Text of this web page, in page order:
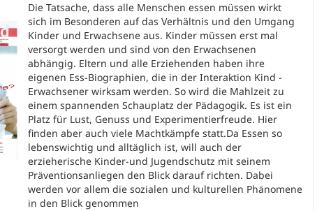
Die Tatsache, dass alle Menschen essen müssen wirkt
sich im Besonderen auf das Verhältnis und den Umgang
Kinder und Erwachsene aus. Kinder müssen erst mal
versorgt werden und sind von den Erwachsenen
abhängig. Eltern und alle Erziehenden haben ihre
eigenen Ess-Biographien, die in der Interaktion Kind -
Erwachsener wirksam werden. So wird die Mahlzeit zu
einem spannenden Schauplatz der Pädagogik. Es ist ein
Platz für Lust, Genuss und Experimentierfreude. Hier
finden aber auch viele Machtkämpfe statt.Da Essen so
lebenswichtig und alltäglich ist, will auch der
erzieherische Kinder-und Jugendschutz mit seinem
Präventionsanliegen den Blick darauf richten. Dabei
werden vor allem die sozialen und kulturellen Phänomene
in den Blick genommen